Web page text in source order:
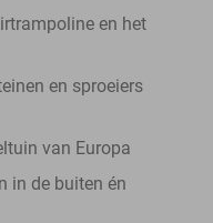
en het
en sproeiers
van Europa
in de buiten én